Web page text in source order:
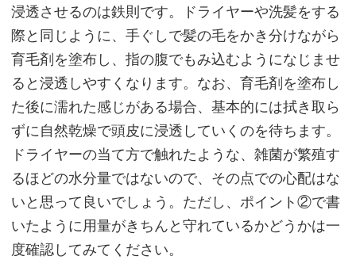
皮
の
た
め
に､
生
活
習
慣
の
見
浸透させるのは鉄則です。ドライヤーや洗髪をする
際と同じように、手ぐしで髪の毛をかき分けながら
育毛剤を塗布し、指の腹でもみ込むようになじませ
ると浸透しやすくなります。なお、育毛剤を塗布し
た後に濡れた感じがある場合、基本的には拭き取ら
ずに自然乾燥で頭皮に浸透していくのを待ちます。
ドライヤーの当て方で触れたような、雑菌が繁殖す
るほどの水分量ではないので、その点での心配はな
いと思って良いでしょう。ただし、ポイント②で書
いたように用量がきちんと守れているかどうかは一
度確認してみてください。